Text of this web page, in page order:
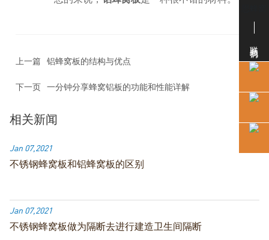
上一篇 铝蜂窝板的结构与优点
下一页 一分钟分享蜂窝铝板的功能和性能详解
相关新闻
Jan 07,2021
不锈钢蜂窝板和铝蜂窝板的区别
Jan 07,2021
不锈钢蜂窝板做为隔断去进行建造卫生间隔断